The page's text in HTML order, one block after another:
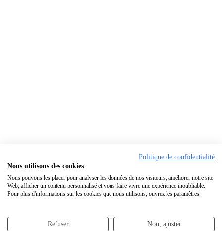
Politique de confidentialité
Nous utilisons des cookies
Nous pouvons les placer pour analyser les données de nos visiteurs, améliorer notre site
Web, afficher un contenu personnalisé et vous faire vivre une expérience inoubliable.
Pour plus d'informations sur les cookies que nous utilisons, ouvrez les paramètres.
Refuser Non, ajuster